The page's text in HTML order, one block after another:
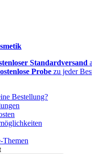
Standardversand
Probe zu jeder
Bestellung?